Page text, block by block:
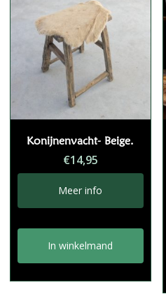
Konijnenvacht- Beige.
€14,95
Meer info
In winkelmand